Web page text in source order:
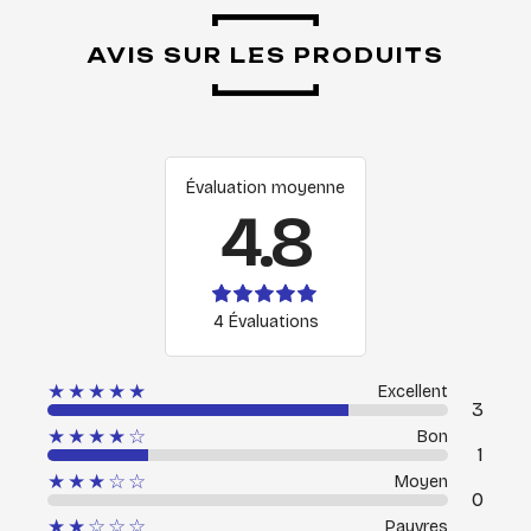
AVIS SUR LES PRODUITS
Évaluation moyenne
4.8
4 Évaluations
★★★★★ Excellent
3
★★★★☆
Bon
1
★★★☆☆
Moyen
0